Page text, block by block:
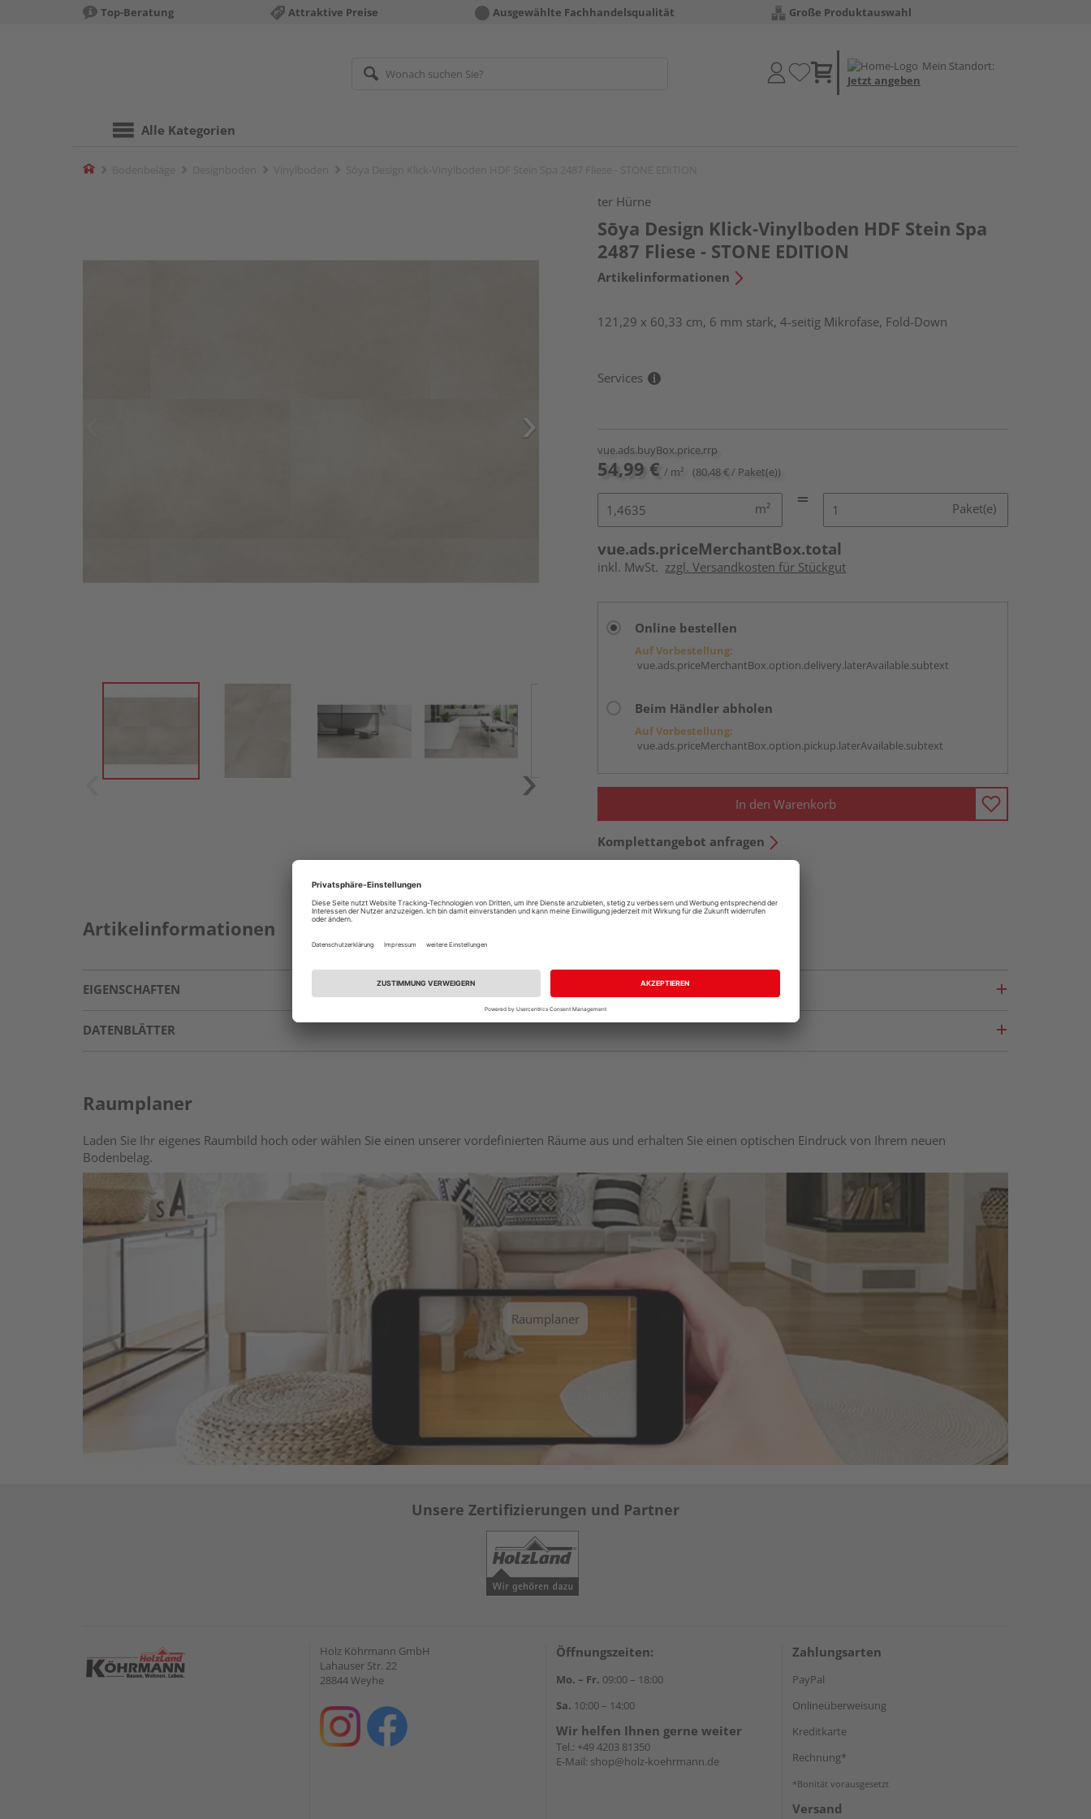
Top-Beratung Attraktive Preise Ausgewählte Fachhandelsqualität Große Produktauswahl
Mein Standort:
Jetzt angeben
Alle Kategorien
Home
ter Hürne
Sōya Design Klick-Vinylboden HDF Stein Spa
2487 Fliese - STONE EDITION
Artikelinformationen
121,29 x 60,33 cm, 6 mm stark, 4-seitig Mikrofase, Fold-Down
Services
vue.ads.buyBox.price.rrp
54,99 € / m² (80,48 € / Paket(e))
m² Paket(e)
vue.ads.priceMerchantBox.total
inkl. MwSt. zzgl. Versandkosten für Stückgut
Online bestellen
Auf Vorbestellung:
vue.ads.priceMerchantBox.option.delivery.laterAvailable.subtext
Beim Händler abholen
Auf Vorbestellung:
vue.ads.priceMerchantBox.option.pickup.laterAvailable.subtext
In den Warenkorb
Komplettangebot anfragen
Artikelinformationen
EIGENSCHAFTEN
DATENBLÄTTER
Raumplaner
Laden Sie Ihr eigenes Raumbild hoch oder wählen Sie einen unserer vordefinierten Räume aus und erhalten Sie einen optischen Eindruck von Ihrem neuen
Bodenbelag.
Raumplaner
Unsere Zertifizierungen und Partner
Holz Köhrmann GmbH
Lahauser Str. 22
28844 Weyhe
Öffnungszeiten:
Mo. – Fr. 09:00 – 18:00
Sa. 10:00 – 14:00
Wir helfen Ihnen gerne weiter
Tel.: +49 4203 81350
E-Mail: shop@holz-koehrmann.de
Zahlungsarten
PayPal
Onlineüberweisung
Kreditkarte
Rechnung*
*Bonität vorausgesetzt
Versand